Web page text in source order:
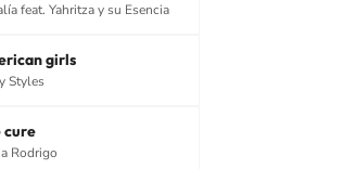
feat. Yahritza y su Esencia
girls
Styles
cure
Rodrigo